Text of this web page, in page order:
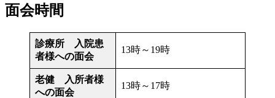
面会時間
診療所 入院患
者様への面会
13時～19時
老健 入所者様
への面会
13時～17時